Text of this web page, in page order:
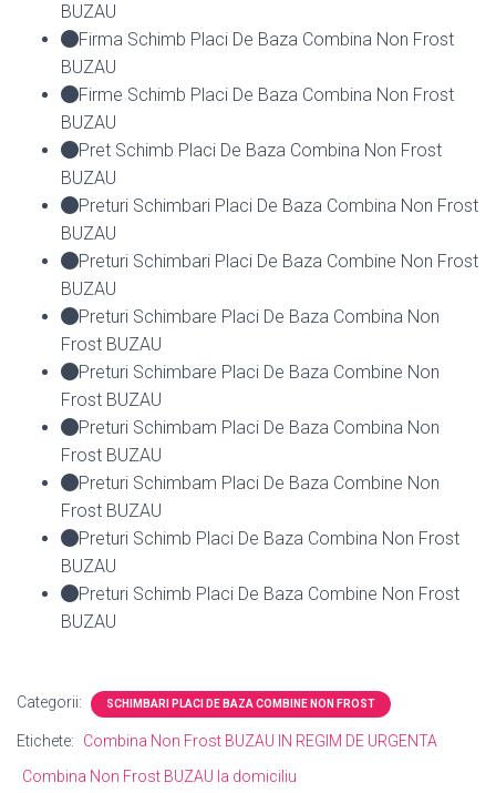
BUZAU
Firma Schimb Placi De Baza Combina Non Frost
BUZAU
Firme Schimb Placi De Baza Combina Non Frost
BUZAU
Pret Schimb Placi De Baza Combina Non Frost
BUZAU
Preturi Schimbari Placi De Baza Combina Non Frost
BUZAU
Preturi Schimbari Placi De Baza Combine Non Frost
BUZAU
Preturi Schimbare Placi De Baza Combina Non
Frost BUZAU
Preturi Schimbare Placi De Baza Combine Non
Frost BUZAU
Preturi Schimbam Placi De Baza Combina Non
Frost BUZAU
Preturi Schimbam Placi De Baza Combine Non
Frost BUZAU
Preturi Schimb Placi De Baza Combina Non Frost
BUZAU
Preturi Schimb Placi De Baza Combine Non Frost
BUZAU
Categorii: SCHIMBARI PLACI DE BAZA COMBINE NON FROST
Etichete:
Combina Non Frost BUZAU IN REGIM DE URGENTA
Combina Non Frost BUZAU la domiciliu